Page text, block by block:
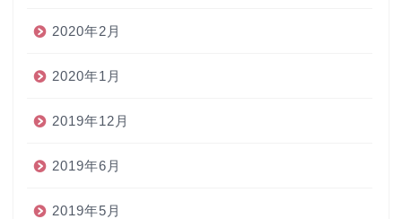
2020年2月
2020年1月
2019年12月
2019年6月
2019年5月